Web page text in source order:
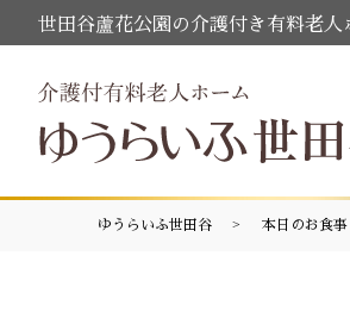
世田谷蘆花公園の介護付き有料老
ゆうらいふ世田谷 本日のお食事